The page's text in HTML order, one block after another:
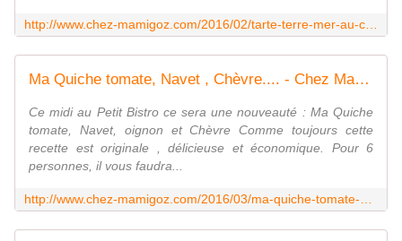
Ma Quiche tomate, Navet , Chèvre.... - Chez Mamigoz
Ce midi au Petit Bistro ce sera une nouveauté : Ma Quiche
tomate, Navet, oignon et Chèvre Comme toujours cette
recette est originale , délicieuse et économique. Pour 6
personnes, il vous faudra...